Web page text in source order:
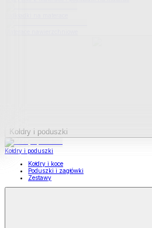
Kołdry i poduszki
Kołdry i poduszki
Kołdry i koce
Poduszki i zagłówki
Zestawy